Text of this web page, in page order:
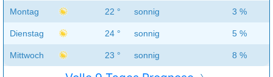
Montag 22 ° sonnig 3 %
Dienstag 24 ° sonnig 5 %
Mittwoch 23 ° sonnig 8 %